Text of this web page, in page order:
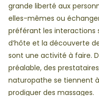
grande liberté aux
elles-mêmes ou
préférant les interactions
d’hôte et la découverte
sont une activité à faire.
préalable, des
naturopathe se tiennent
prodiguer des massages.